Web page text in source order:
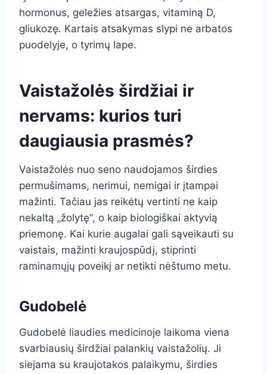
hormonus, geležies atsargas, vitaminą D,
gliukozę. Kartais atsakymas slypi ne arbatos
puodelyje, o tyrimų lape.
Vaistažolės širdžiai ir
nervams: kurios turi
daugiausia prasmės?
Vaistažolės nuo seno naudojamos širdies
permušimams, nerimui, nemigai ir įtampai
mažinti. Tačiau jas reikėtų vertinti ne kaip
nekaltą „žolytę“, o kaip biologiškai aktyvią
priemonę. Kai kurie augalai gali sąveikauti su
vaistais, mažinti kraujospūdį, stiprinti
raminamųjų poveikį ar netikti nėštumo metu.
Gudobelė
Gudobelė liaudies medicinoje laikoma viena
svarbiausių širdžiai palankių vaistažolių. Ji
siejama su kraujotakos palaikymu, širdies